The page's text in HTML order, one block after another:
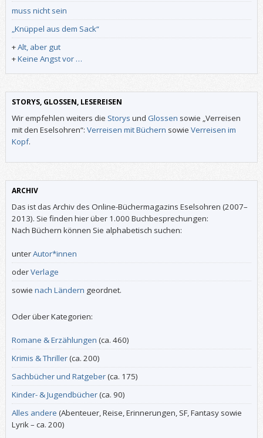
muss nicht sein
„Knüppel aus dem Sack“
+Alt, aber gut
+Keine Angst vor …
STORYS, GLOSSEN, LESEREISEN
Wir empfehlen weiters die Storys und Glossen sowie „Verreisen
mit den Eselsohren“: Verreisen mit Büchern sowie Verreisen im
Kopf.
ARCHIV
Das ist das Archiv des Online-Büchermagazins Eselsohren (2007–
2013). Sie finden hier über 1.000 Buchbesprechungen:
Nach Büchern können Sie alphabetisch suchen:
unterAutor*innen
oderVerlage
sowie nach Ländern geordnet.
Oder über Kategorien:
Romane & Erzählungen (ca. 460)
Krimis & Thriller(ca. 200)
Sachbücher und Ratgeber(ca. 175)
Kinder- & Jugendbücher(ca. 90)
Alles andere (Abenteuer, Reise, Erinnerungen, SF, Fantasy sowie
Lyrik – ca. 200)